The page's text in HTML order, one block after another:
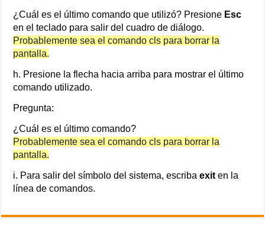
¿Cuál es el último comando que utilizó? Presione Esc
en el teclado para salir del cuadro de diálogo.
Probablemente sea el comando cls para borrar la
pantalla.
h. Presione la flecha hacia arriba para mostrar el último
comando utilizado.
Pregunta:
¿Cuál es el último comando?
Probablemente sea el comando cls para borrar la
pantalla.
i. Para salir del símbolo del sistema, escribaexit en la
línea de comandos.